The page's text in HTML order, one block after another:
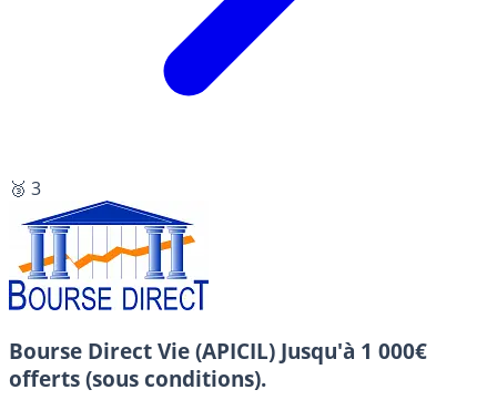
🥉 3
Bourse Direct Vie (APICIL) Jusqu'à 1 000€
offerts (sous conditions).